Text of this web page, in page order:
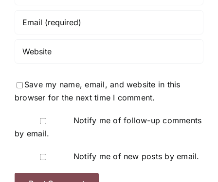
Save my name, email, and website in this
browser for the next time I comment.
Notify me of follow-up comments
by email.
Notify me of new posts by email.